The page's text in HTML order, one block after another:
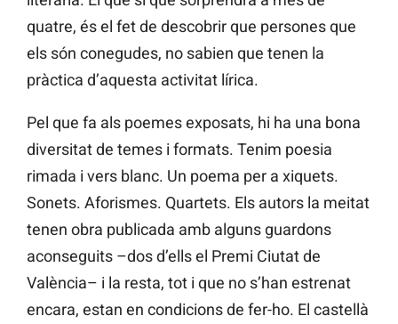
quatre, és el fet de descobrir que persones que
els són conegudes, no sabien que tenen la
pràctica d’aquesta activitat lírica.
Pel que fa als poemes exposats, hi ha una bona
diversitat de temes i formats. Tenim poesia
rimada i vers blanc. Un poema per a xiquets.
Sonets. Aforismes. Quartets. Els autors la meitat
tenen obra publicada amb alguns guardons
aconseguits –dos d’ells el Premi Ciutat de
València– i la resta, tot i que no s’han estrenat
encara, estan en condicions de fer-ho. El castellà